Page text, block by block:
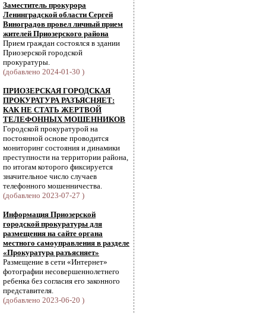
Заместитель прокурора
Ленинградской области Сергей
Виноградов провел личный прием
жителей Приозерского района
Прием граждан состоялся в здании
Приозерской городской
прокуратуры.
(добавлено 2024-01-30 )
ПРИОЗЕРСКАЯ ГОРОДСКАЯ
ПРОКУРАТУРА РАЗЪЯСНЯЕТ:
КАК НЕ СТАТЬ ЖЕРТВОЙ
ТЕЛЕФОННЫХ МОШЕННИКОВ
Городской прокуратурой на
постоянной основе проводится
мониторинг состояния и динамики
преступности на территории района,
по итогам которого фиксируется
значительное число случаев
телефонного мошенничества.
(добавлено 2023-07-27 )
Информация Приозерской
городской прокуратуры для
размещения на сайте органа
местного самоуправления в разделе
«Прокуратура разъясняет»
Размещение в сети «Интернет»
фотографии несовершеннолетнего
ребенка без согласия его законного
представителя.
(добавлено 2023-06-20 )